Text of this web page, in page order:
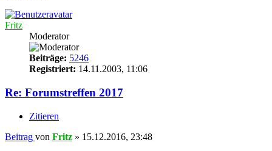
Fritz
Moderator
Beiträge: 5246
Registriert: 14.11.2003, 11:06
Re: Forumstreffen 2017
Zitieren
Beitrag von Fritz » 15.12.2016, 23:48